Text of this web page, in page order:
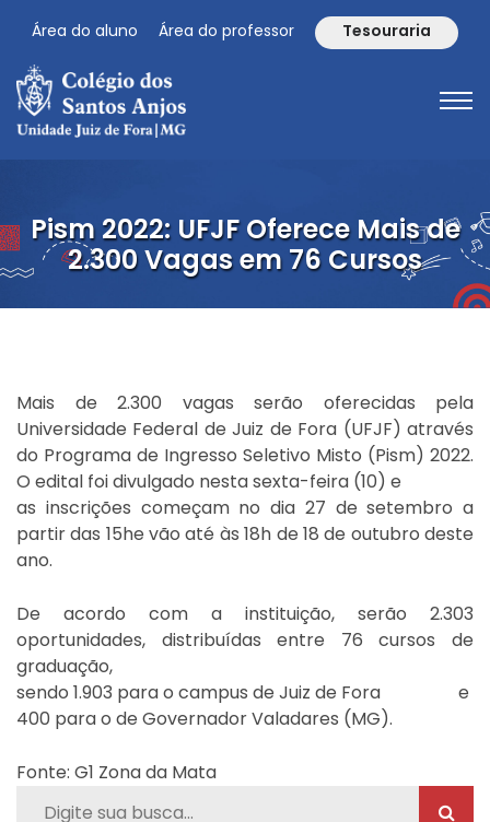
Área do aluno Área do professor Tesouraria
Pism 2022: UFJF Oferece Mais de
2.300 Vagas em 76 Cursos
Mais de 2.300 vagas serão oferecidas pela
Universidade Federal de Juiz de Fora (UFJF) através
do Programa de Ingresso Seletivo Misto (Pism) 2022.
O edital foi divulgado nesta sexta-feira (10) e
as inscrições começam no dia 27 de setembro a
partir das 15he vão até às 18h de 18 de outubro deste
ano.
De acordo com a instituição, serão 2.303
oportunidades, distribuídas entre 76 cursos de
graduação,
sendo 1.903 para o campus de Juiz de Fora e
400 para o de Governador Valadares (MG).
Fonte: G1 Zona da Mata